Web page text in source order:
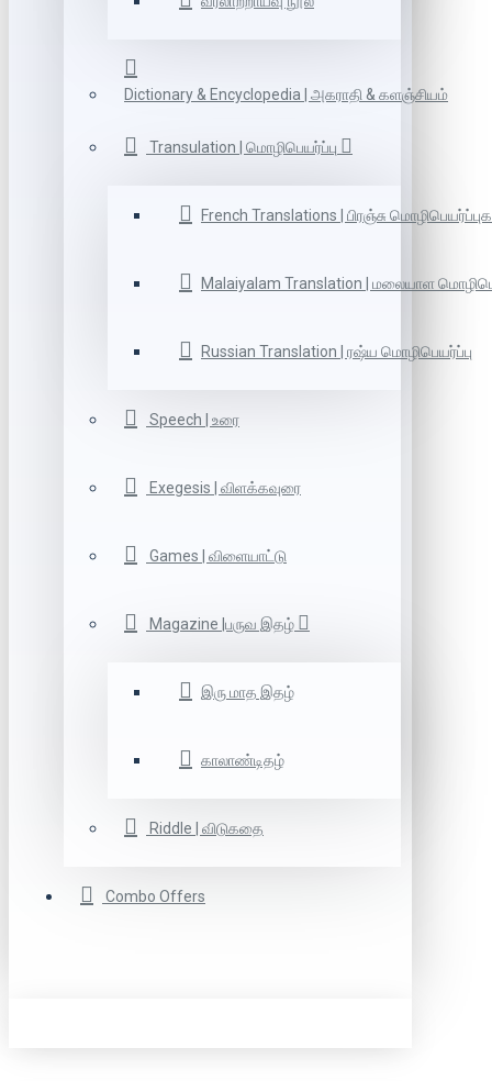
Dictionary & Encyclopedia | அகராதி & களஞ்சியம்
Transulation | மொழிபெயர்ப்பு
French Translations | பிரஞ்சு
Malaiyalam Translation | மலையாள
Russian Translation | ரஷ்ய மொழிபெயர்ப்பு
Speech | உரை
Exegesis | விளக்கவுரை
Games | விளையாட்டு
Magazine |பருவ இதழ்
இரு மாத இதழ்
காலாண்டிதழ்
Riddle | விடுகதை
Combo Offers